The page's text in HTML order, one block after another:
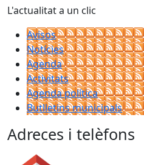
L'actualitat a un clic
Avisos
Notícies
Agenda
Activitats
Agenda política
Butlletins municipals
Adreces i telèfons